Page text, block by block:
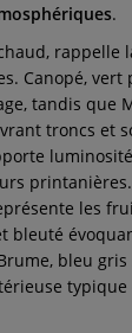
.
rappelle
Canopé,
tandis que
troncs et
les
bleuté
bleu
typique